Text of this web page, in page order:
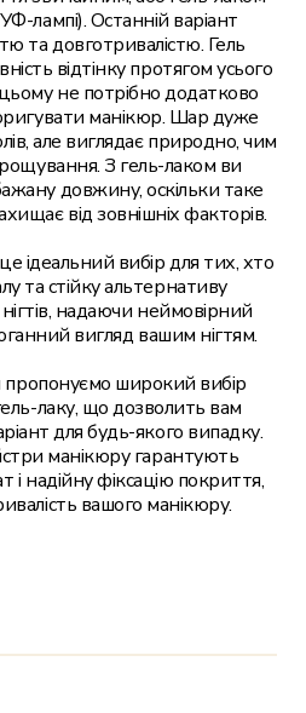
лампі). Останній варіант
та довготривалістю. Гель
відтінку протягом усього
не потрібно додатково
манікюр. Шар дуже
але виглядає природно, чим
З гель-лаком ви
довжину, оскільки таке
від зовнішніх факторів.
ідеальний вибір для тих, хто
та стійку альтернативу
надаючи неймовірний
вигляд вашим нігтям.
пропонуємо широкий вибір
гель-лаку, що дозволить вам
для будь-якого випадку.
манікюру гарантують
і надійну фіксацію покриття,
вашого манікюру.